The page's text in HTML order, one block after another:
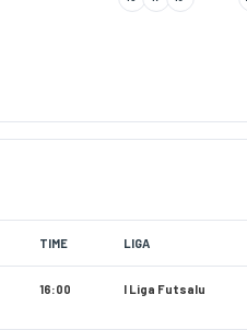
TIME LIGA
16:00 I Liga Futsalu